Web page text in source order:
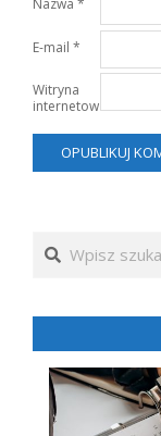
Nazwa *
E-mail *
Witryna
internetowa
Search